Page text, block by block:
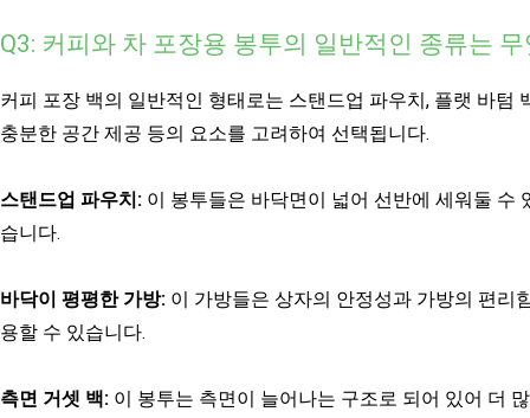
Q3: 커피와 차 포장용 봉투의 일반적인 종류는
커피 포장 백의 일반적인 형태로는 스탠드업 파우치, 플랫 바텀
충분한 공간 제공 등의 요소를 고려하여 선택됩니다.
스탠드업 파우치: 이 봉투들은 바닥면이 넓어 선반에 세워둘 수
습니다.
바닥이 평평한 가방: 이 가방들은 상자의 안정성과 가방의 편리
용할 수 있습니다.
측면 거셋 백: 이 봉투는 측면이 늘어나는 구조로 되어 있어 더